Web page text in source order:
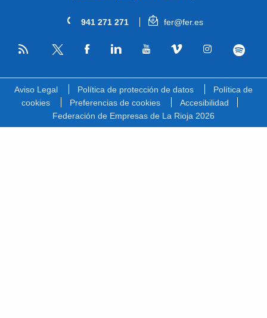
941 271 271 fer@fer.es
RSS
Aviso Legal Política de protección de datos
Política de
cookies
Preferencias de cookies
Accesibilidad
Federación de Empresas de La Rioja 2026